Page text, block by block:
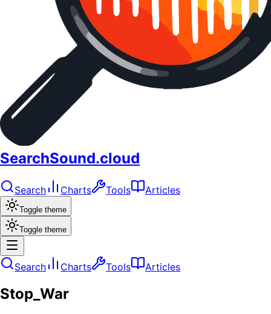
SearchSound.cloud
Search Charts Tools Articles
Toggle theme
Toggle theme
Search Charts Tools Articles
Stop_War